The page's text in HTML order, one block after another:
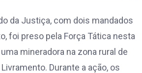
da Justiça, com dois mandados
foi preso pela Força Tática nesta
mineradora na zona rural de
Durante a ação, os